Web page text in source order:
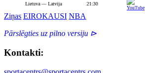
Lietuva — Latvija 21:30
Ziņas EIROKAUSI NBA
Pārslēgties uz pilno versiju ⊳
Kontakti: